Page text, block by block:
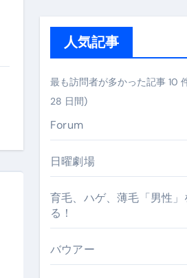
大全
／FDA／ソラシドエアを目的別
選ばれている新定番ドメイン
容 #健康 #雑学 #ナレーター #小
容 #健康 #雑学 #ナレーター #小
美容 #健康 #雑学 #ナレーター #
人気記事
最も訪問者が多かった記事 10
28 日間)
Forum
日曜劇場
育毛、ハゲ、薄毛「男性」
る！
バウアー